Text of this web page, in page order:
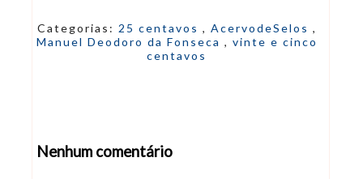
Categorias: 25 centavos , AcervodeSelos ,
Manuel Deodoro da Fonseca , vinte e cinco
centavos
Nenhum comentário